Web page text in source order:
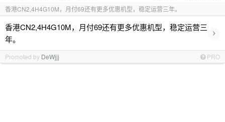
香港CN2,4H4G10M，月付69还有更多优惠机型，稳定运营三年。
香港CN2,4H4G10M，月付69还有更多优惠机型，稳定运营三
年。
›
Promoted by DeWjjj PRO